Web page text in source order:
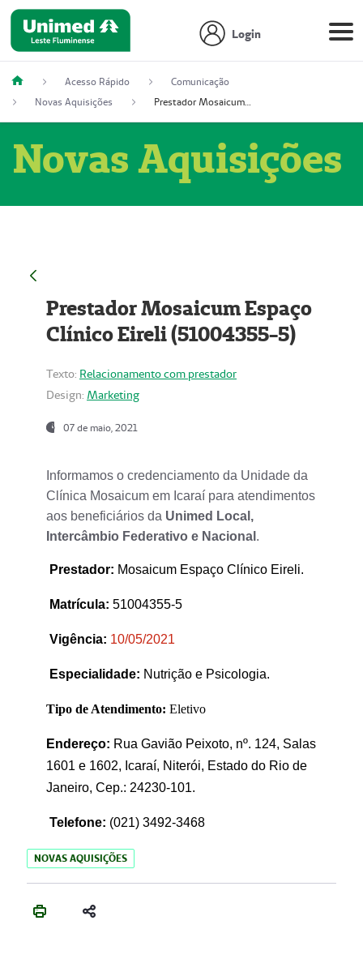
Login
Acesso Rápido
Comunicação
Novas Aquisições
Prestador Mosaicum Espaço Clínico Eireli (51004355-5)
Novas Aquisições
Prestador Mosaicum Espaço
Clínico Eireli (51004355-5)
Texto: Relacionamento com prestador
Design: Marketing
07 de maio, 2021
Informamos o credenciamento da Unidade da
Clínica Mosaicum em Icaraí para atendimentos
aos beneficiários da Unimed Local,
Intercâmbio Federativo e Nacional .
Prestador: Mosaicum Espaço Clínico Eireli.
Matrícula: 51004355-5
Vigência: 10/05/2021
Especialidade: Nutrição e Psicologia.
Tipo de Atendimento: Eletivo
Endereço: Rua Gavião Peixoto, nº. 124, Salas
1601 e 1602, Icaraí, Niterói, Estado do Rio de
Janeiro, Cep.: 24230-101.
Telefone: (021) 3492-3468
NOVAS AQUISIÇÕES